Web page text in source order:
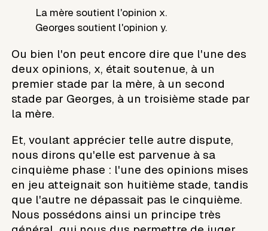
La mère soutient l'opinion x.
Georges soutient l'opinion y.
Ou bien l'on peut encore dire que l'une des
deux opinions, x, était soutenue, à un
premier stade par la mère, à un second
stade par Georges, à un troisième stade par
la mère.
Et, voulant apprécier telle autre dispute,
nous dirons qu'elle est parvenue à sa
cinquième phase : l'une des opinions mises
en jeu atteignait son huitième stade, tandis
que l'autre ne dépassait pas le cinquième.
Nous possédons ainsi un principe très